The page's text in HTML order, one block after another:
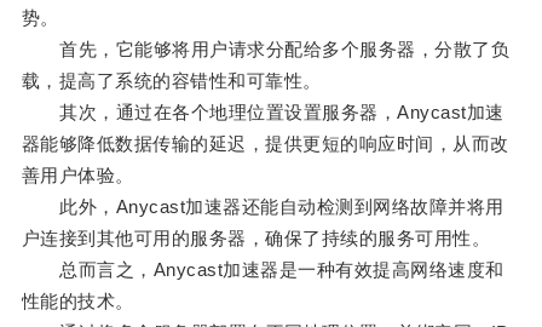
势。
首先，它能够将用户请求分配给多个服务器，分散了负
载，提高了系统的容错性和可靠性。
其次，通过在各个地理位置设置服务器，Anycast加速
器能够降低数据传输的延迟，提供更短的响应时间，从而改
善用户体验。
此外，Anycast加速器还能自动检测到网络故障并将用
户连接到其他可用的服务器，确保了持续的服务可用性。
总而言之，Anycast加速器是一种有效提高网络速度和
性能的技术。